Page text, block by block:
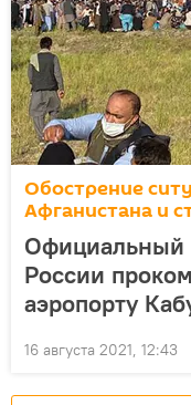
Обострение
Афганистана и
Официальный
России
аэропорту
16 августа 2021, 12:43